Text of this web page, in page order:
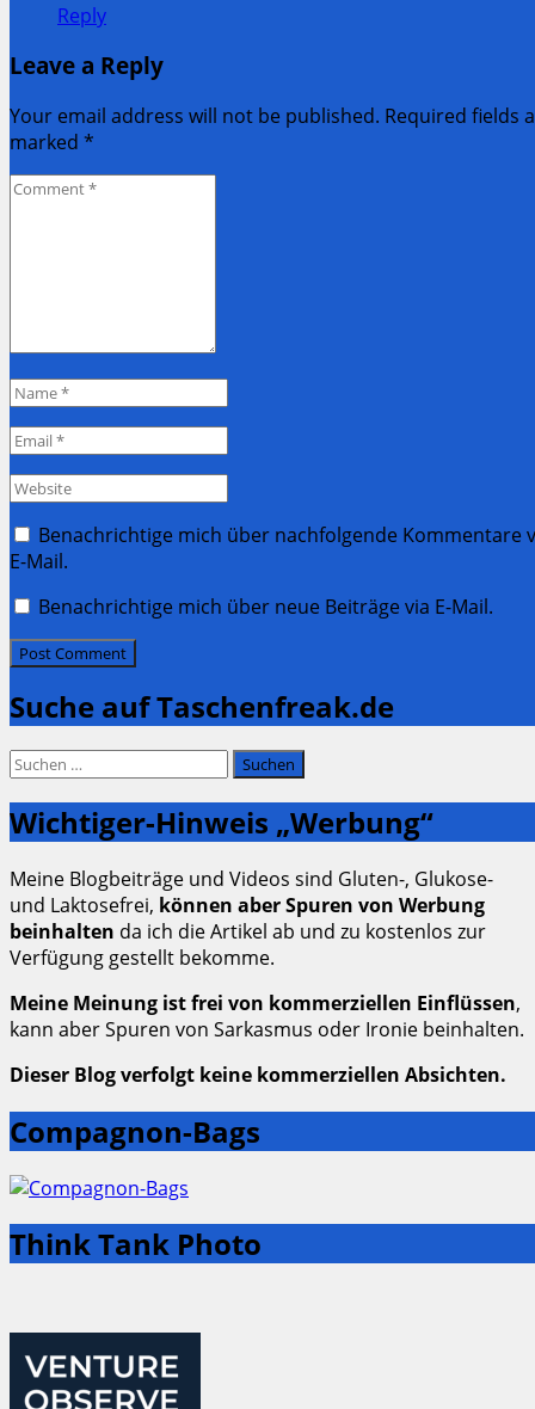
Reply
Leave a Reply
Your email address will not be published. Required fields
marked *
Comment
Name
Email
Website
Benachrichtige mich über nachfolgende Kommentare
E-Mail.
Benachrichtige mich über neue Beiträge via E-Mail.
Suche auf Taschenfreak.de
Suchen
Wichtiger-Hinweis „Werbung“
Meine Blogbeiträge und Videos sind Gluten-, Glukose-
und Laktosefrei, können aber Spuren von Werbung
beinhalten da ich die Artikel ab und zu kostenlos zur
Verfügung gestellt bekomme.
Meine Meinung ist frei von kommerziellen Einflüssen,
kann aber Spuren von Sarkasmus oder Ironie beinhalten.
Dieser Blog verfolgt keine kommerziellen Absichten.
Compagnon-Bags
Think Tank Photo